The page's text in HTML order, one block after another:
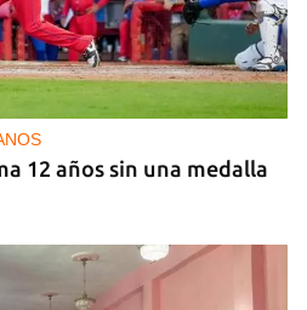
convocar a los
medidas" contra las
12 años sin una medalla